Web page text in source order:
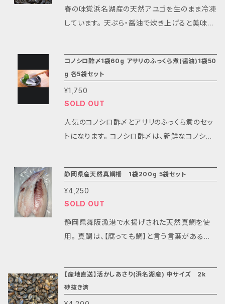
春の味覚浜名湖産の天然アユゴを生のまま冷凍
しています。 天ぷら・醤油で炊き上げると美味し
い浜名湖産天然アユゴをご堪能ください。 保存
方法冷凍(−10度以下) 保存期間約6ヶ月(冷凍)
コノシロ酢〆1袋60g アサリのふっくら煮(醤油)1袋50
g 各5袋セット
¥1,750
SOLD OUT
人気のコノシロ酢〆とアサリのふっくら煮のセッ
トになります。 コノシロ酢〆は、新鮮なコノシロ
リのふっくら煮(醤油)は、アサリの旨味を味わえ
つつ料理などにも幅広く使えるような味付けに
しております。 コノシロ酢〆は、お酒のお供やご
飯のもう一品に最適です。 アサリのふっくら煮
(醤油)は、そのままならお酒やご飯のお供、料理
勝手が良い商品となっております。 両商品とも
購入者様が使いやすいように小分けで真空冷凍
静岡県産天然真鯛柵 1袋200g 5袋セット
¥4,250
SOLD OUT
静岡県舞阪漁港で水揚げされた天然真鯛を使
用。 真鯛は、【腐っても鯛】と言う言葉があるほ
軽にお使い出来るように、腹骨、血合い骨、皮を
取ってあります。 お好みの大きさにカットすれば
【産地直送】活かしあさり(浜名湖産) 中サイズ 2k
砂抜き済